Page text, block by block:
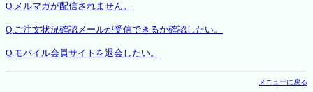
Q.メルマガが配信されません。
Q.ご注文状況確認メールが受信できるか確認したい。
Q.モバイル会員サイトを退会したい。
メニューに戻る